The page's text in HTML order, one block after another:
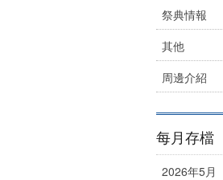
祭典情報
其他
周邊介紹
每月存檔
2026年5月